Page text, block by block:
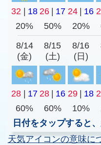
32 | 18 26 | 17 24 | 16
20%
50% 20%
8/14
(金)
8/15
(土)
8/16
(日)
28 | 17 28 | 16 29 | 18
60%
60% 10%
日付をタップすると
天気アイコンの意味に